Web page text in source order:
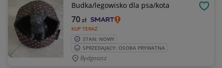
Budka/legowisko dla psa/kota
KUP TERAZ
70zł
STAN: NOWY
SPRZEDAJĄCY: OSOBA PRYWATNA
Bydgoszcz